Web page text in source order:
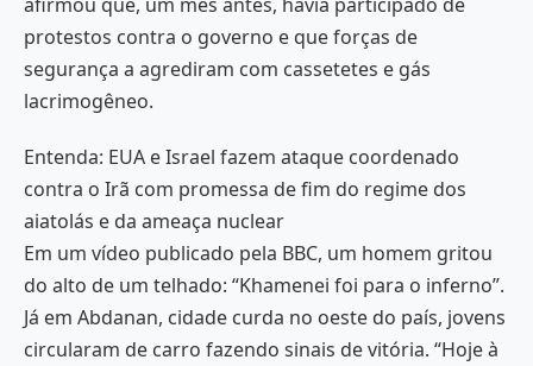
protestos contra o governo e que forças de
segurança a agrediram com cassetetes e gás
lacrimogêneo.
Entenda: EUA e Israel fazem ataque coordenado
contra o Irã com promessa de fim do regime dos
aiatolás e da ameaça nuclear
Em um vídeo publicado pela BBC, um homem gritou
do alto de um telhado: “Khamenei foi para o inferno”.
Já em Abdanan, cidade curda no oeste do país, jovens
circularam de carro fazendo sinais de vitória. “Hoje à